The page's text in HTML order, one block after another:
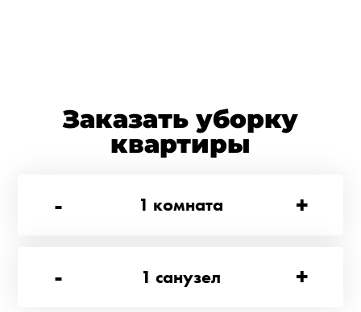
Заказать уборку
квартиры
-
1 комната +
- 1 санузел +